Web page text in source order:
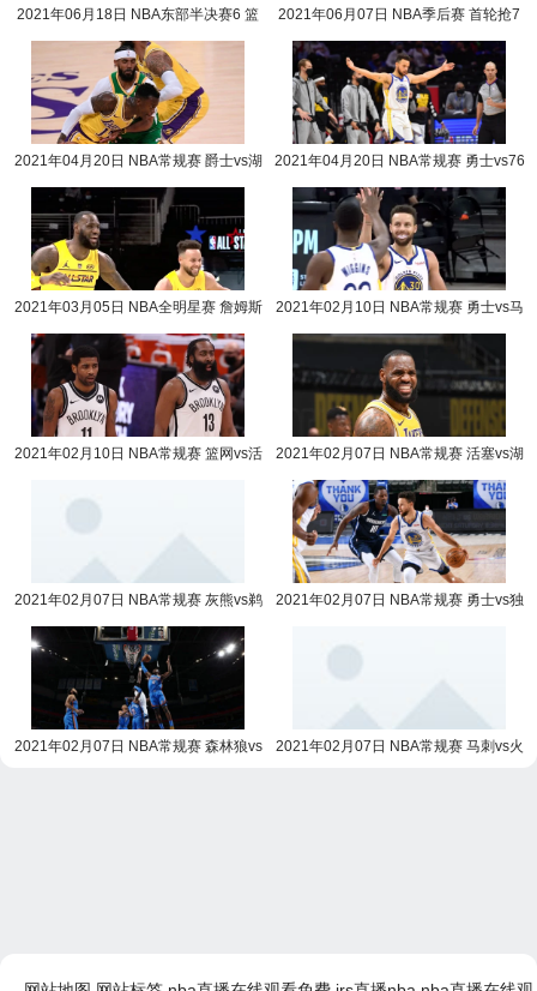
2021年06月18日 NBA东部半决赛6 篮
2021年06月07日 NBA季后赛 首轮抢7
2021年04月20日 NBA常规赛 爵士vs湖
2021年04月20日 NBA常规赛 勇士vs76
2021年03月05日 NBA全明星赛 詹姆斯
2021年02月10日 NBA常规赛 勇士vs马
2021年02月10日 NBA常规赛 篮网vs活
2021年02月07日 NBA常规赛 活塞vs湖
2021年02月07日 NBA常规赛 灰熊vs鹈
2021年02月07日 NBA常规赛 勇士vs独
2021年02月07日 NBA常规赛 森林狼vs
2021年02月07日 NBA常规赛 马刺vs火